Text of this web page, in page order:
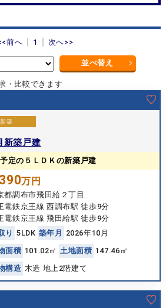
前へ 1 次へ>>
並べ替え
・比較できます
新築
新築戸建
定の５ＬＤＫの新築戸建
万円
都調布市飛田給２丁目
電鉄京王線 西調布駅 徒歩9分
電鉄京王線 飛田給駅 徒歩9分
り 5LDK 築年 月
2026年10月
面積 101.02㎡ 土地面積 147.46㎡
構造 木造 地上2階建て